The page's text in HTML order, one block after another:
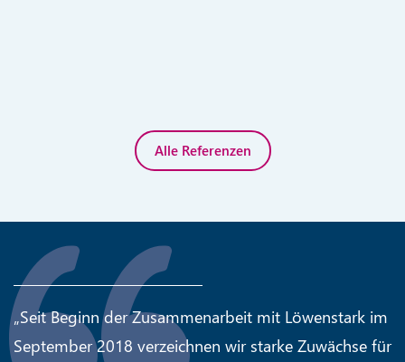
Alle Referenzen
„Seit Beginn der Zusammenarbeit mit Löwenstark im
September 2018 verzeichnen wir starke Zuwächse für